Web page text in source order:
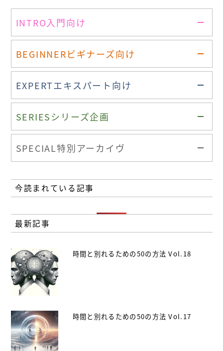
INTRO入門向け
BEGINNERビギナーズ向け
EXPERTエキスパート向け
SERIESシリーズ企画
SPECIAL特別アーカイヴ
今読まれている記事
最新記事
時間と別れるための50の方法 Vol.18
時間と別れるための50の方法 Vol.17